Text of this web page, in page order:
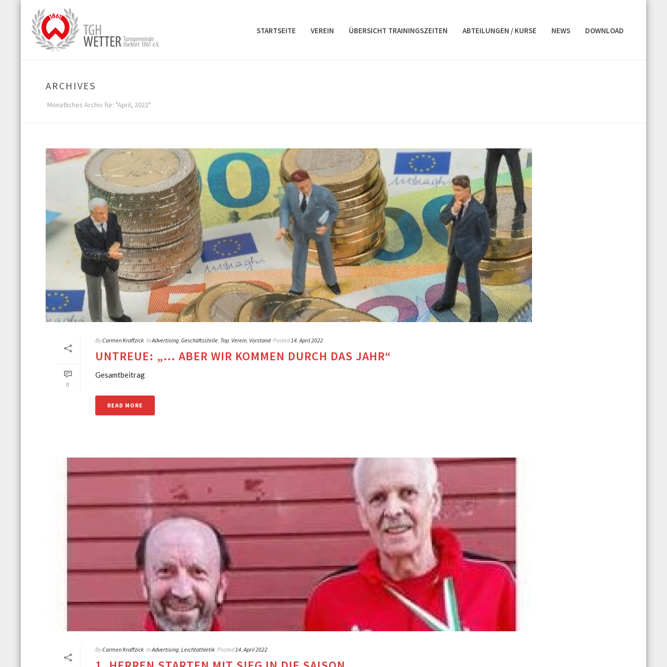
STARTSEITE VEREIN ÜBERSICHT TRAININGSZEITEN ABTEILUNGEN / KURSE NEWS DOWNLOAD
ARCHIVES
Monatliches Archiv für: "April, 2022"
0
ByCarmen Kraffzick InAdvertising, Geschäftsstelle, Top, Verein, Vorstand Posted14. April 2022
UNTREUE: „… ABER WIR KOMMEN DURCH DAS JAHR“
Gesamtbeitrag
READ MORE
ByCarmen Kraffzick InAdvertising, Leichtathletik Posted14. April 2022